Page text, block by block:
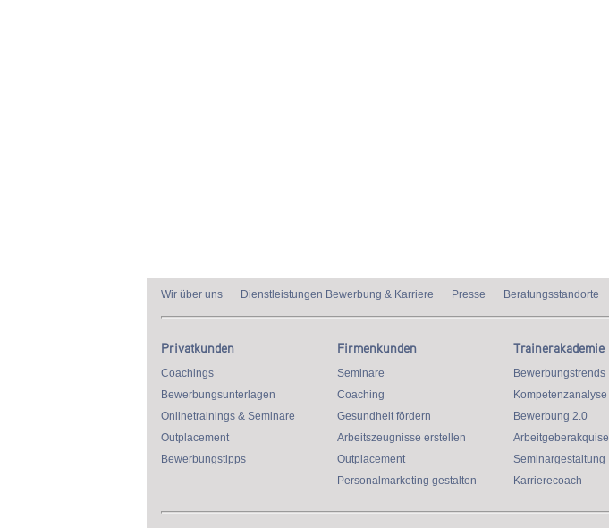
Wir über uns Dienstleistungen Bewerbung & Karriere Presse Beratungsstandorte
Privatkunden
Coachings
Bewerbungsunterlagen
Onlinetrainings & Seminare
Outplacement
Bewerbungstipps
Firmenkunden
Seminare
Coaching
Gesundheit fördern
Arbeitszeugnisse erstellen
Outplacement
Personalmarketing gestalten
Trainerakademie
Bewerbungstrends
Kompetenzanalyse
Bewerbung 2.0
Arbeitgeberakquise
Seminargestaltung
Karrierecoach